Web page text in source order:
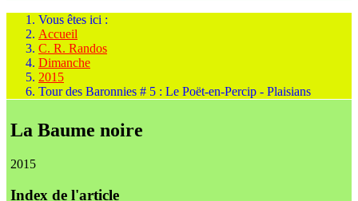
Vous êtes ici :
Accueil
C. R. Randos
Dimanche
2015
Tour des Baronnies # 5 : Le Poët-en-Percip - Plaisians
La Baume noire
2015
Index de l'article